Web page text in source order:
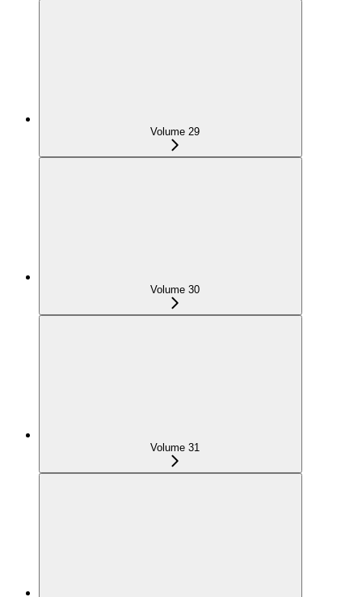
Volume 29
Volume 30
Volume 31